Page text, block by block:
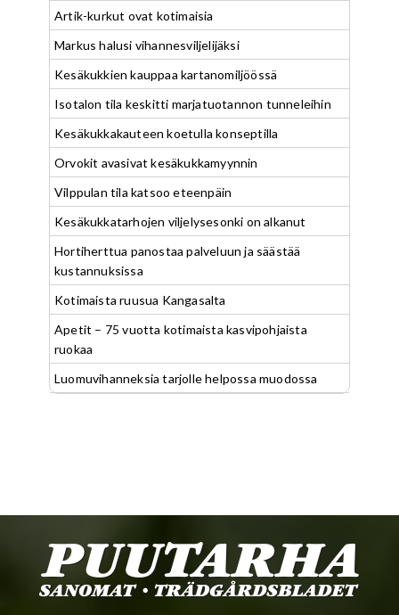
Artik-kurkut ovat kotimaisia
Markus halusi vihannesviljelijäksi
Kesäkukkien kauppaa kartanomiljöössä
Isotalon tila keskitti marjatuotannon tunneleihin
Kesäkukkakauteen koetulla konseptilla
Orvokit avasivat kesäkukkamyynnin
Vilppulan tila katsoo eteenpäin
Kesäkukkatarhojen viljelysesonki on alkanut
Hortiherttua panostaa palveluun ja säästää
kustannuksissa
Kotimaista ruusua Kangasalta
Apetit – 75 vuotta kotimaista kasvipohjaista
ruokaa
Luomuvihanneksia tarjolle helpossa muodossa